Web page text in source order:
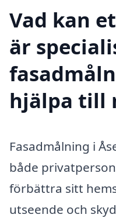
Vad kan
är
hjälpa till
Fasadmålning i
både
förbättra sitt
utseende och